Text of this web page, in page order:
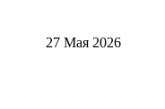
27 Мая 2026